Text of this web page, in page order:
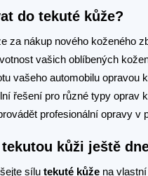
do tekuté kůže?
za nákup nového koženého
vašich oblíbených
vašeho automobilu opravou
řešení pro různé typy oprav
profesionální opravy v
kůži ještě
sílu tekuté kůže na